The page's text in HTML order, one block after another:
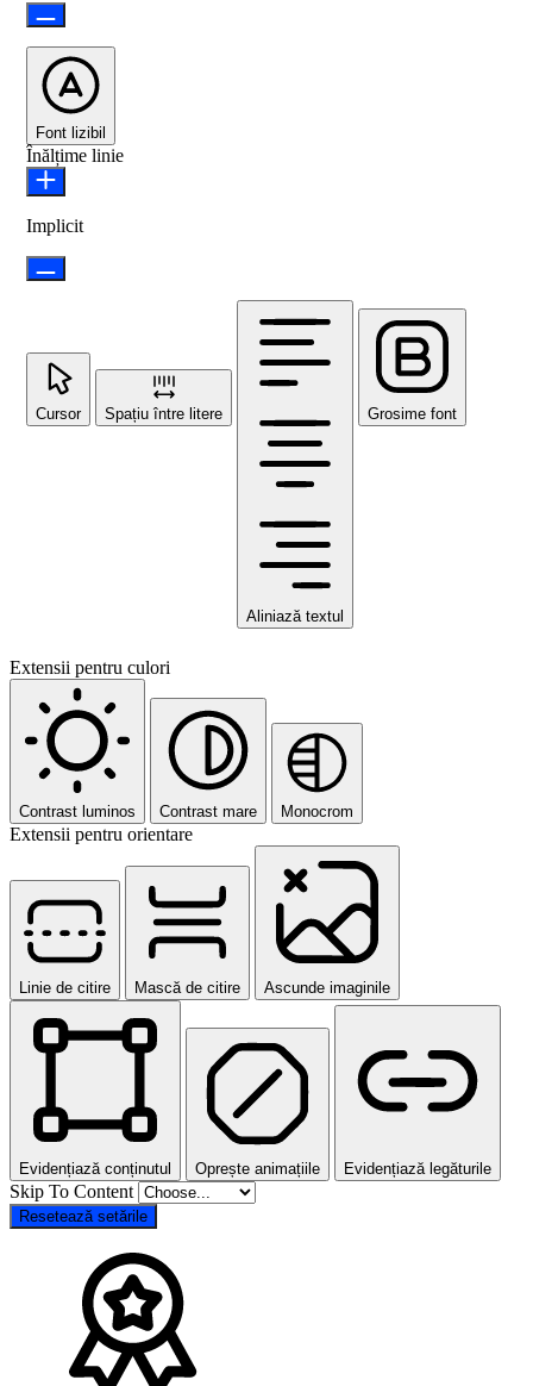
Font lizibil
Înălțime linie
Implicit
Cursor Spațiu între litere
Aliniază textul
Grosime font
Extensii pentru culori
Contrast luminos Contrast mare Monocrom
Extensii pentru orientare
Linie de citire Mască de citire Ascunde imaginile
Evidențiază conținutul Oprește animațiile Evidențiază legăturile
Skip To Content
Resetează setările